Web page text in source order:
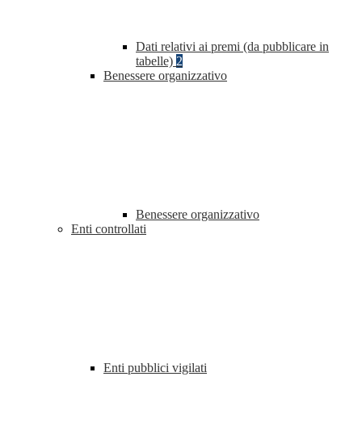
Dati relativi ai premi (da pubblicare in
tabelle) 2
Benessere organizzativo
Benessere organizzativo
Enti controllati
Enti pubblici vigilati